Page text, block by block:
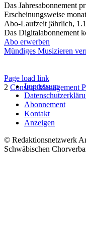
Das Jahresabonnement
Erscheinungsweise
Abo-Laufzeit jährlich,
Das Digitalabonnement
Abo erwerben
Mündiges Musizieren
Impressum
Abonnement
Kontakt
Anzeigen
© Redaktionsnetzwerk
Schwäbischen
Page load link
2 Consent Management
Nach
oben